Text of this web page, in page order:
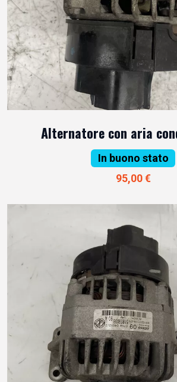
Alternatore con aria
In buono stato
95,00 €